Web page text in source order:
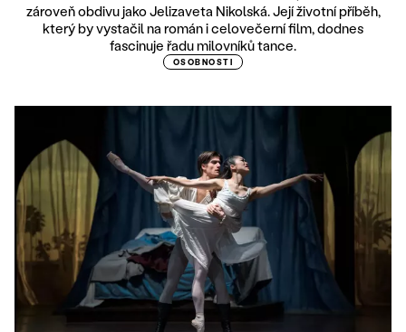
zároveň obdivu jako Jelizaveta Nikolská. Její životní příběh,
který by vystačil na román i celovečerní film, dodnes
fascinuje řadu milovníků tance.
OSOBNOSTI